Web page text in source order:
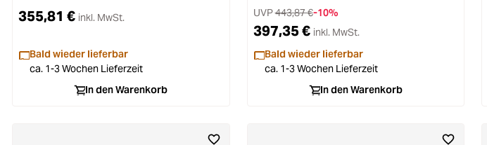
Einzelunterstützung 85 mm Schwarz
355,81 € inkl. MwSt.
Bald wieder lieferbar
ca. 1-3 Wochen Lieferzeit
In den Warenkorb
UVP443,87 €-10%
397,35 € inkl. MwSt.
Bald wieder lieferbar
ca. 1-3 Wochen Lieferzeit
In den Warenkorb